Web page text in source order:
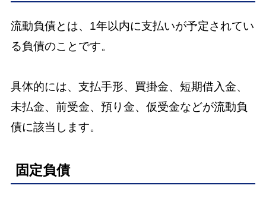
流動負債とは、1年以内に支払いが予定されてい
る負債のことです。
具体的には、支払手形、買掛金、短期借入金、
未払金、前受金、預り金、仮受金などが流動負
債に該当します。
固定負債